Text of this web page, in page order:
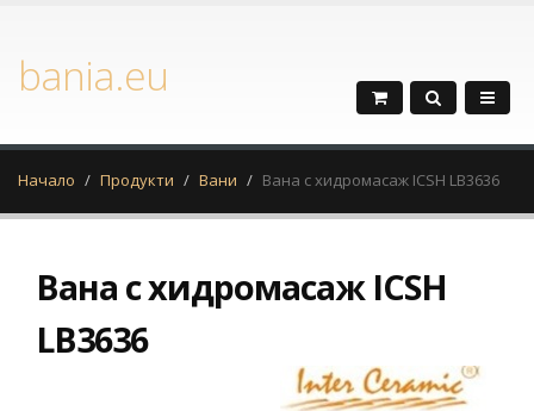
bania.eu
Начало Продукти Вани Вана с хидромасаж ICSH LB3636
Вана с хидромасаж ICSH
LB3636